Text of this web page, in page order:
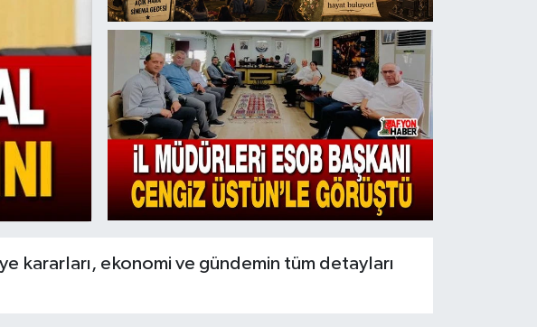
kararları, ekonomi ve gündemin tüm detayları